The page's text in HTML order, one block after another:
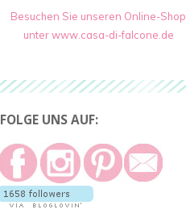
Besuchen Sie unseren Online-Shop
unter www.casa-di-falcone.de
FOLGE UNS AUF: